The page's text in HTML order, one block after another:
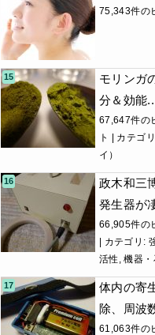
75,343件の
モリンガ
分＆効能
67,647件の
ト
カテゴ
イ）
政木和三
発生器が
66,905件の
カテゴリ:
活性 ,機器・
体内の寄
除、周波
61,063件の